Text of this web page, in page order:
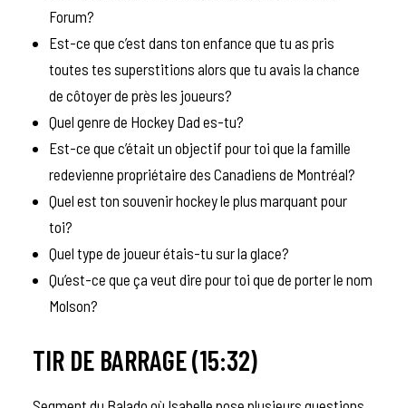
Forum?
Est-ce que c’est dans ton enfance que tu as pris
toutes tes superstitions alors que tu avais la chance
de côtoyer de près les joueurs?
Quel genre de Hockey Dad es-tu?
Est-ce que c’était un objectif pour toi que la famille
redevienne propriétaire des Canadiens de Montréal?
Quel est ton souvenir hockey le plus marquant pour
toi?
Quel type de joueur étais-tu sur la glace?
Qu’est-ce que ça veut dire pour toi que de porter le nom
Molson?
TIR DE BARRAGE (15:32)